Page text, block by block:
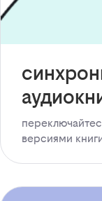
версиями